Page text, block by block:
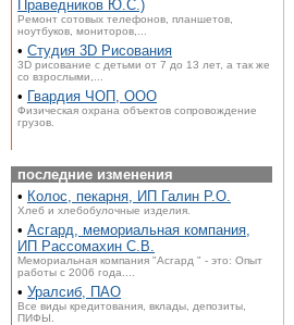
Праведников Ю.С.)
Ремонт сотовых телефонов, планшетов,
ноутбуков, мониторов,...
• Студия 3D Рисования
3D рисование с детьми от 7 до 13 лет, а так же
со взрослыми,...
• Гвардия ЧОП, ООО
Физическая охрана объектов сопровождение
грузов.
последние изменения
• Колос, пекарня, ИП Галин Р.О.
Хлеб и хлебобулочные изделия.
• Асгард, мемориальная компания,
ИП Рассомахин С.В.
Мемориальная компания "Асгард " - это: Опыт
работы с 2006 года....
• Уралсиб, ПАО
Все виды кредитования, вклады, депозиты,
ПИФЫ.